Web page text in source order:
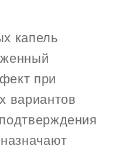
капель
при
вариантов